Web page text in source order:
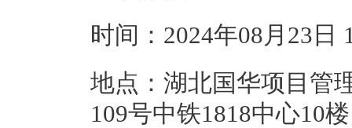
时间：2024年08月23日
地点：湖北国华项目管
109号中铁1818中心10